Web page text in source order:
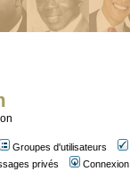
Groupes d'utilisateurs
privés Connexion